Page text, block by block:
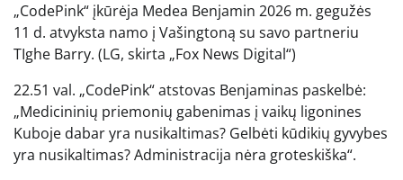
„CodePink“ įkūrėja Medea Benjamin 2026 m. gegužės
11 d. atvyksta namo į Vašingtoną su savo partneriu
TIghe Barry. (LG, skirta „Fox News Digital“)
22.51 val. „CodePink“ atstovas Benjaminas paskelbė:
„Medicininių priemonių gabenimas į vaikų ligonines
Kuboje dabar yra nusikaltimas? Gelbėti kūdikių gyvybes
yra nusikaltimas? Administracija nėra groteskiška“.